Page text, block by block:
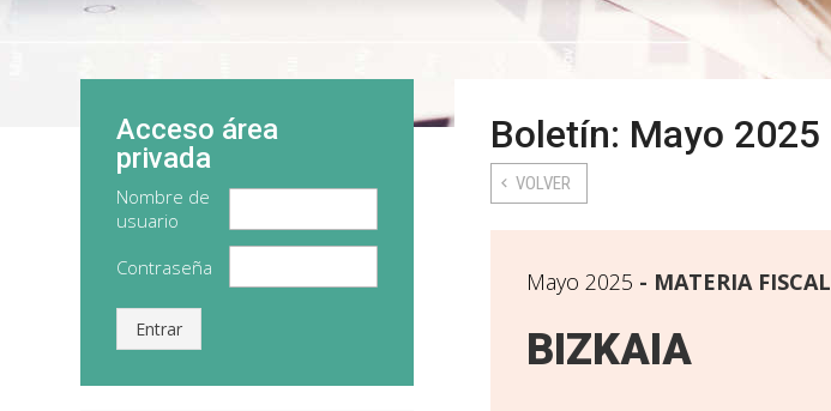
Boletín: Mayo 2025
VOLVER
Mayo 2025 MATERIA FISCAL
BIZKAIA
Acceso área
privada
Nombre de
usuario
Contraseña
Entrar